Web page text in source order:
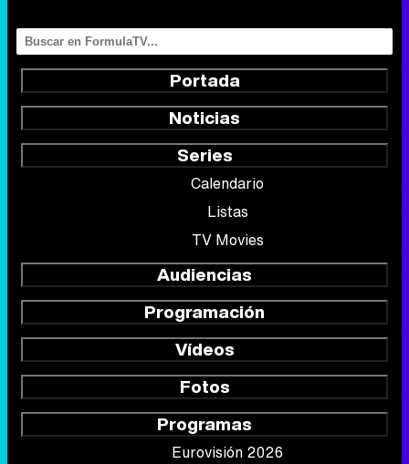
Portada
Noticias
Series
Calendario
Listas
TV Movies
Audiencias
Programación
Vídeos
Fotos
Programas
Eurovisión 2026